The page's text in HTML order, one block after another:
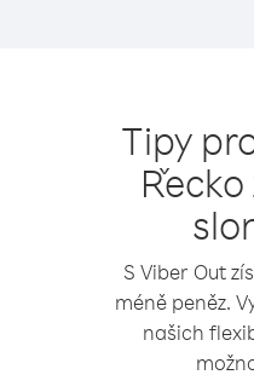
Tipy
S Viber Out
méně peněz.
našich